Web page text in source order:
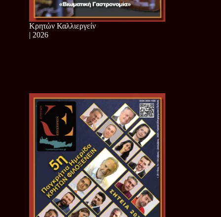
Κρητών Καλλιεργείν
| 2026